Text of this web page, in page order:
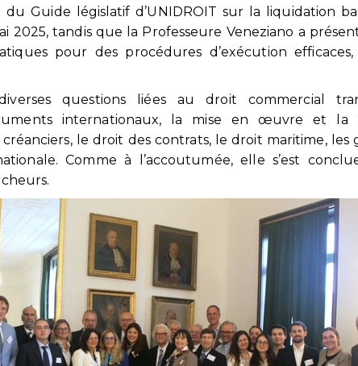
du Guide législatif d’UNIDROIT sur la liquidation
2025, tandis que la Professeure Veneziano a
pour des procédures d’exécution
questions liées au droit commercial
internationaux, la mise en œuvre et la
créanciers, le droit des contrats, le droit maritime, les
Comme à l’accoutumée, elle s’est